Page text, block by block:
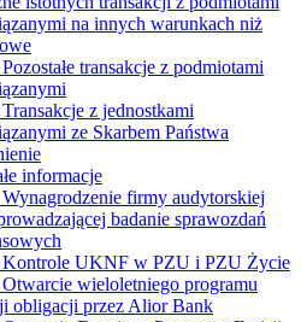
na innych warunkach niż
transakcje z podmiotami
z jednostkami
ze Skarbem Państwa
informacje
firmy audytorskiej
badanie sprawozdań
Kontrole UKNF w PZU i PZU Życie
wieloletniego programu
obligacji przez Alior Bank